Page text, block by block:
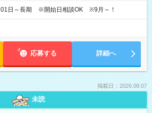
01日～長期 ※開始日相談OK ※9月～！
応募する 詳細へ
掲載日：2026.08.07
未読